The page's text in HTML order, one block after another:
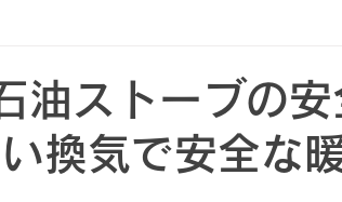
油ストーブの
換気で安全な